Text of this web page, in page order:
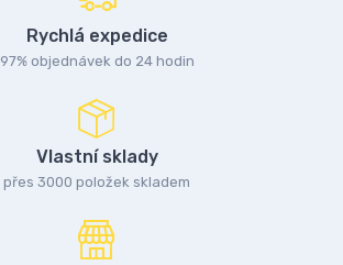
Rychlá expedice
97% objednávek do 24 hodin
Vlastní sklady
přes 3000 položek skladem